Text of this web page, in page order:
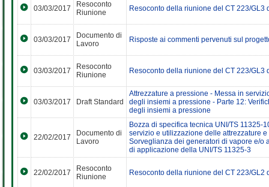
03/03/2017
Resoconto
Riunione
Resoconto della riunione del CT 223/GL3
03/03/2017
Documento di
Lavoro
Risposte ai commenti pervenuti sul
03/03/2017
Resoconto
Riunione
Resoconto della riunione del CT 223/GL3
03/03/2017 Draft Standard
Attrezzature a pressione - Messa in
degli insiemi a pressione - Parte 12:
degli insiemi a pressione
22/02/2017
Documento di
Lavoro
Bozza di specifica tecnica UNI/TS 11325-
servizio e utilizzazione delle attrezzature
Sorveglianza dei generatori di vapore e/o
di applicazione della UNI/TS 11325-3
22/02/2017
Resoconto
Riunione
Resoconto della riunione del CT 223/GL2